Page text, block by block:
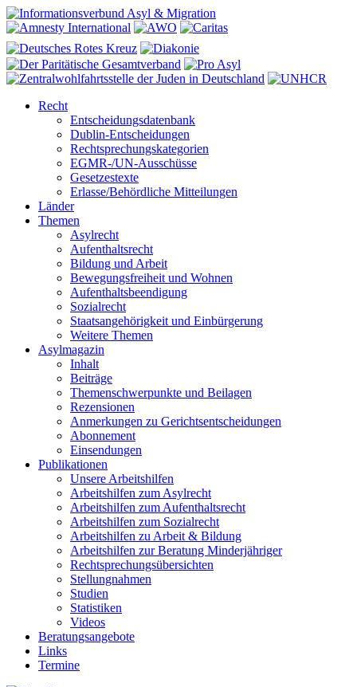
Recht
Entscheidungsdatenbank
Dublin-Entscheidungen
Rechtsprechungskategorien
EGMR-/UN-Ausschüsse
Gesetzestexte
Erlasse/Behördliche Mitteilungen
Länder
Themen
Asylrecht
Aufenthaltsrecht
Bildung und Arbeit
Bewegungsfreiheit und Wohnen
Aufenthaltsbeendigung
Sozialrecht
Staatsangehörigkeit und Einbürgerung
Weitere Themen
Asylmagazin
Inhalt
Beiträge
Themenschwerpunkte und Beilagen
Rezensionen
Anmerkungen zu Gerichtsentscheidungen
Abonnement
Einsendungen
Publikationen
Unsere Arbeitshilfen
Arbeitshilfen zum Asylrecht
Arbeitshilfen zum Aufenthaltsrecht
Arbeitshilfen zum Sozialrecht
Arbeitshilfen zu Arbeit & Bildung
Arbeitshilfen zur Beratung Minderjähriger
Rechtsprechungsübersichten
Stellungnahmen
Studien
Statistiken
Videos
Beratungsangebote
Links
Termine